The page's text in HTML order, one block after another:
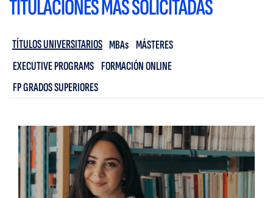
TITULACIONES MÁS SOLICITADAS
TÍTULOS UNIVERSITARIOS MBAs MÁSTERES
EXECUTIVE PROGRAMS FORMACIÓN ONLINE
FP GRADOS SUPERIORES